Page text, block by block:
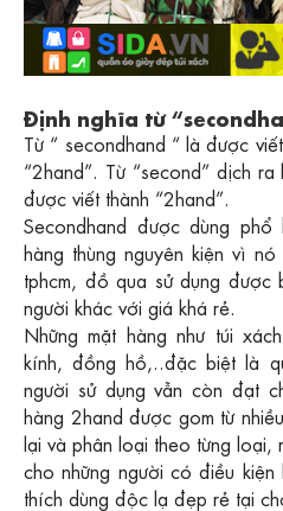
Định nghĩa từ
Từ “ secondhand “ là được
“2hand”. Từ “second” dịch
được viết thành “2hand”.
Secondhand được dùng phổ
hàng thùng nguyên kiện vì
tphcm, đồ qua sử dụng được
người khác với giá khá rẻ.
Những mặt hàng như túi
kính, đồng hồ,..đặc biệt là
người sử dụng vẫn còn đạt
hàng 2hand được gom từ
lại và phân loại theo từng loại,
cho những người có điều
thích dùng độc lạ đẹp rẻ tại